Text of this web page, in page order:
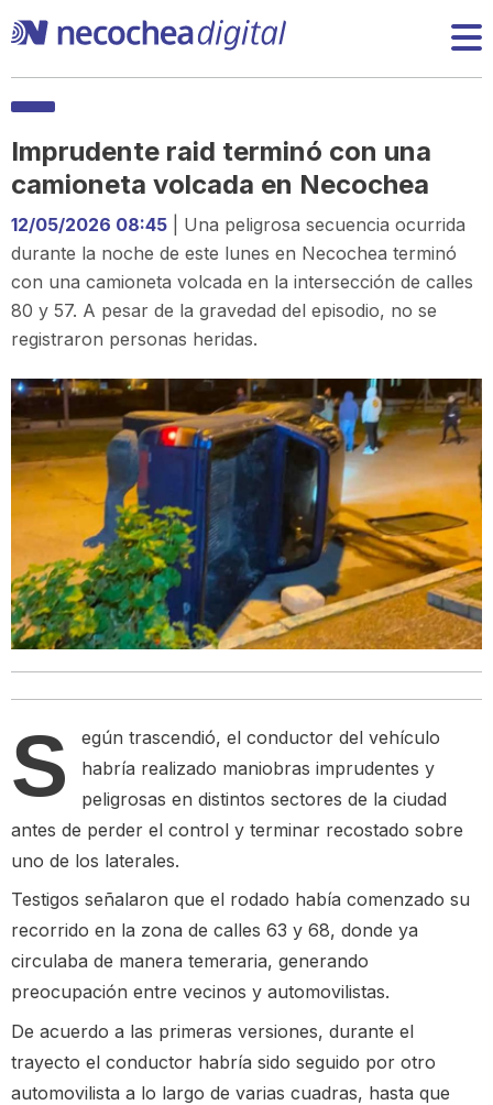
Imprudente raid terminó con una
camioneta volcada en Necochea
12/05/2026 08:45 | Una peligrosa secuencia ocurrida
durante la noche de este lunes en Necochea terminó
con una camioneta volcada en la intersección de calles
80 y 57. A pesar de la gravedad del episodio, no se
registraron personas heridas.
S
egún trascendió, el conductor del vehículo
habría realizado maniobras imprudentes y
peligrosas en distintos sectores de la ciudad
antes de perder el control y terminar recostado sobre
uno de los laterales.
Testigos señalaron que el rodado había comenzado su
recorrido en la zona de calles 63 y 68, donde ya
circulaba de manera temeraria, generando
preocupación entre vecinos y automovilistas.
De acuerdo a las primeras versiones, durante el
trayecto el conductor habría sido seguido por otro
automovilista a lo largo de varias cuadras, hasta que